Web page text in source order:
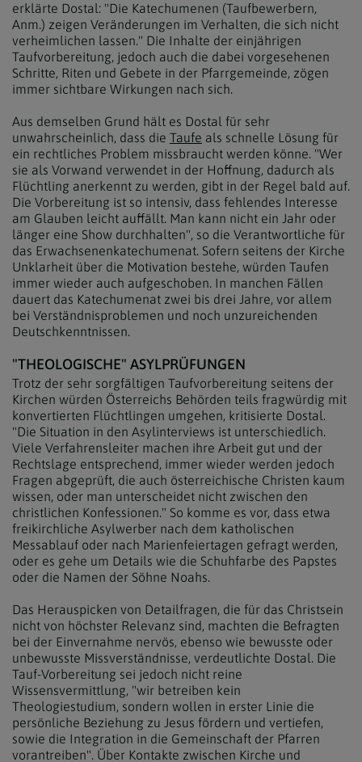
erklärte Dostal: "Die Katechumenen (Taufbewerbern,
Anm.) zeigen Veränderungen im Verhalten, die sich nicht
verheimlichen lassen." Die Inhalte der einjährigen
Taufvorbereitung, jedoch auch die dabei vorgesehenen
Schritte, Riten und Gebete in der Pfarrgemeinde, zögen
immer sichtbare Wirkungen nach sich.
Aus demselben Grund hält es Dostal für sehr
unwahrscheinlich, dass die Taufe als schnelle Lösung für
ein rechtliches Problem missbraucht werden könne. "Wer
sie als Vorwand verwendet in der Hoffnung, dadurch als
Flüchtling anerkennt zu werden, gibt in der Regel bald auf.
Die Vorbereitung ist so intensiv, dass fehlendes Interesse
am Glauben leicht auffällt. Man kann nicht ein Jahr oder
länger eine Show durchhalten", so die Verantwortliche für
das Erwachsenenkatechumenat. Sofern seitens der Kirche
Unklarheit über die Motivation bestehe, würden Taufen
immer wieder auch aufgeschoben. In manchen Fällen
dauert das Katechumenat zwei bis drei Jahre, vor allem
bei Verständnisproblemen und noch unzureichenden
Deutschkenntnissen.
"THEOLOGISCHE" ASYLPRÜFUNGEN
Trotz der sehr sorgfältigen Taufvorbereitung seitens der
Kirchen würden Österreichs Behörden teils fragwürdig mit
konvertierten Flüchtlingen umgehen, kritisierte Dostal.
"Die Situation in den Asylinterviews ist unterschiedlich.
Viele Verfahrensleiter machen ihre Arbeit gut und der
Rechtslage entsprechend, immer wieder werden jedoch
Fragen abgeprüft, die auch österreichische Christen kaum
wissen, oder man unterscheidet nicht zwischen den
christlichen Konfessionen." So komme es vor, dass etwa
freikirchliche Asylwerber nach dem katholischen
Messablauf oder nach Marienfeiertagen gefragt werden,
oder es gehe um Details wie die Schuhfarbe des Papstes
oder die Namen der Söhne Noahs.
Das Herauspicken von Detailfragen, die für das Christsein
nicht von höchster Relevanz sind, machten die Befragten
bei der Einvernahme nervös, ebenso wie bewusste oder
unbewusste Missverständnisse, verdeutlichte Dostal. Die
Tauf-Vorbereitung sei jedoch nicht reine
Wissensvermittlung, "wir betreiben kein
Theologiestudium, sondern wollen in erster Linie die
persönliche Beziehung zu Jesus fördern und vertiefen,
sowie die Integration in die Gemeinschaft der Pfarren
vorantreiben". Über Kontakte zwischen Kirche und